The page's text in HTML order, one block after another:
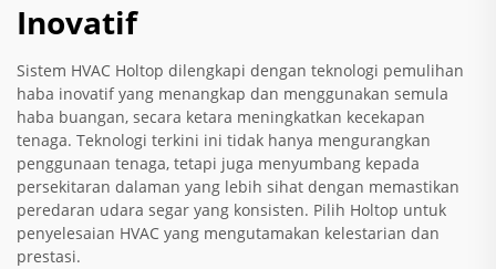
Inovatif
Sistem HVAC Holtop dilengkapi dengan teknologi pemulihan
haba inovatif yang menangkap dan menggunakan semula
haba buangan, secara ketara meningkatkan kecekapan
tenaga. Teknologi terkini ini tidak hanya mengurangkan
penggunaan tenaga, tetapi juga menyumbang kepada
persekitaran dalaman yang lebih sihat dengan memastikan
peredaran udara segar yang konsisten. Pilih Holtop untuk
penyelesaian HVAC yang mengutamakan kelestarian dan
prestasi.